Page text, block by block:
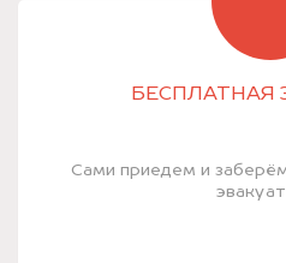
БЕСПЛАТНАЯ
Сами приедем и